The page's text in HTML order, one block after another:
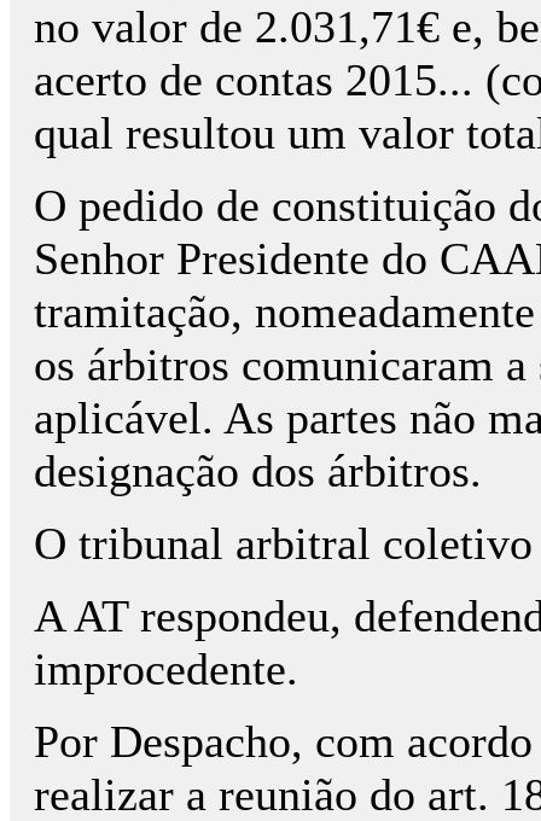
no valor de 2.031,71€ e,
acerto de contas 2015...
qual resultou um valor
O pedido de constituição
Senhor Presidente do
tramitação,
os árbitros comunicaram a
aplicável. As partes não
designação dos árbitros.
O tribunal arbitral
A AT respondeu,
improcedente.
Por Despacho, com
realizar a reunião do art.